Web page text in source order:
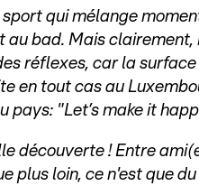
qui mélange
bad. Mais clairement,
réflexes, car la
en tout cas au
pays: "Let’s make it
découverte ! Entre
plus loin, ce n'est que